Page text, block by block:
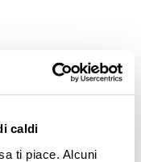
caldi
ti piace. Alcuni